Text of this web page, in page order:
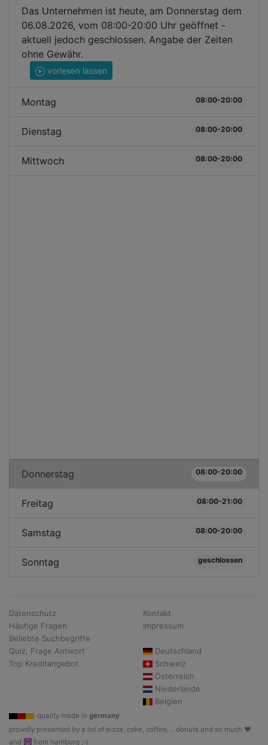
Das Unternehmen ist heute, am Donnerstag dem
06.08.2026, vom 08:00-20:00 Uhr geöffnet -
aktuell jedoch geschlossen. Angabe der Zeiten
ohne Gewähr.
vorlesen lassen
Montag 08:00-20:00
Dienstag 08:00-20:00
Mittwoch 08:00-20:00
Donnerstag 08:00-20:00
Freitag 08:00-21:00
Samstag 08:00-20:00
Sonntag geschlossen
Datenschutz
Häufige Fragen
Beliebte Suchbegriffe
Quiz, Frage Antwort
Top Kreditangebot
Kontakt
Impressum
Deutschland
Schweiz
Österreich
Niederlande
Belgien
quality made in germany
prowdly presented by a lot of pizza, coke, coffee, .. donuts and so much ♥
and ☮ from hamburg ;-)